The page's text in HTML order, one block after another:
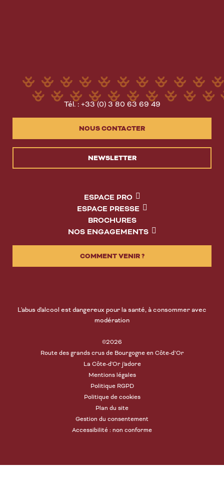
Tél. : +33 (0) 3 80 63 69 49
NOUS CONTACTER
NEWSLETTER
ESPACE PRO
ESPACE PRESSE
BROCHURES
NOS ENGAGEMENTS
COMMENT VENIR ?
L'abus d'alcool est dangereux pour la santé, à consommer avec
modération
©2026
Route des grands crus de Bourgogne en Côte-d’Or
La Côte-d'Or j'adore
Mentions légales
Politique RGPD
Politique de cookies
Plan du site
Gestion du consentement
Accessibilité : non conforme